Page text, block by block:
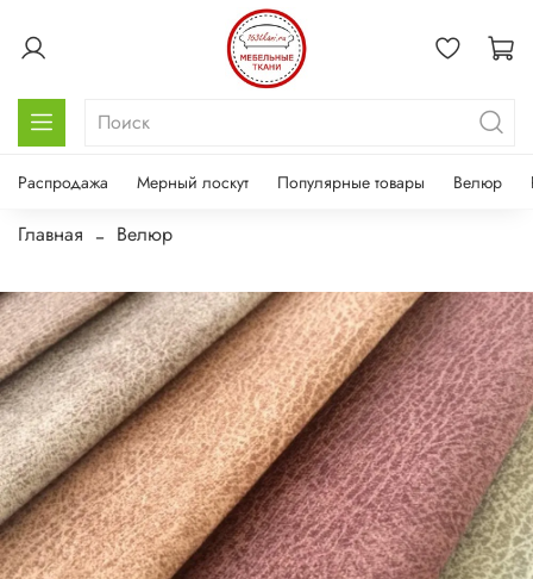
Распродажа Мерный лоскут Популярные товары Велюр
Главная Велюр